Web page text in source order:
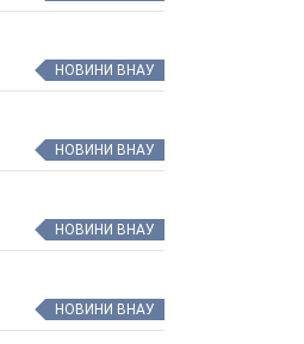
НОВИНИ ВНАУ
НОВИНИ ВНАУ
НОВИНИ ВНАУ
НОВИНИ ВНАУ